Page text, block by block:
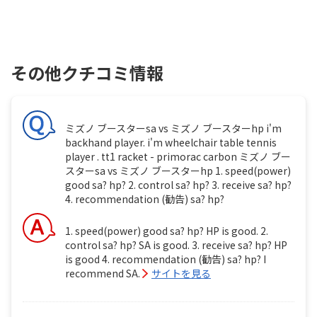
その他クチコミ情報
ミズノ ブースターsa vs ミズノ ブースターhp i'm
backhand player. i'm wheelchair table tennis
player . tt1 racket - primorac carbon ミズノ ブー
スターsa vs ミズノ ブースターhp 1. speed(power)
good sa? hp? 2. control sa? hp? 3. receive sa? hp?
4. recommendation (勧告) sa? hp?
1. speed(power) good sa? hp? HP is good. 2.
control sa? hp? SA is good. 3. receive sa? hp? HP
is good 4. recommendation (勧告) sa? hp? I
recommend SA.
サイトを見る